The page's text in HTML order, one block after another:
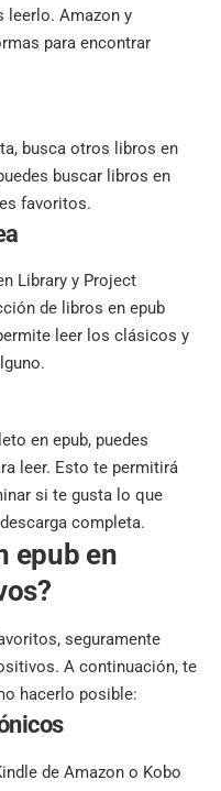
leerlo. Amazon y
para encontrar
busca otros libros en
buscar libros en
favoritos.
Library y Project
de libros en epub
leer los clásicos y
en epub, puedes
leer. Esto te permitirá
si te gusta lo que
completa.
epub en
seguramente
A continuación, te
hacerlo posible:
de Amazon o Kobo